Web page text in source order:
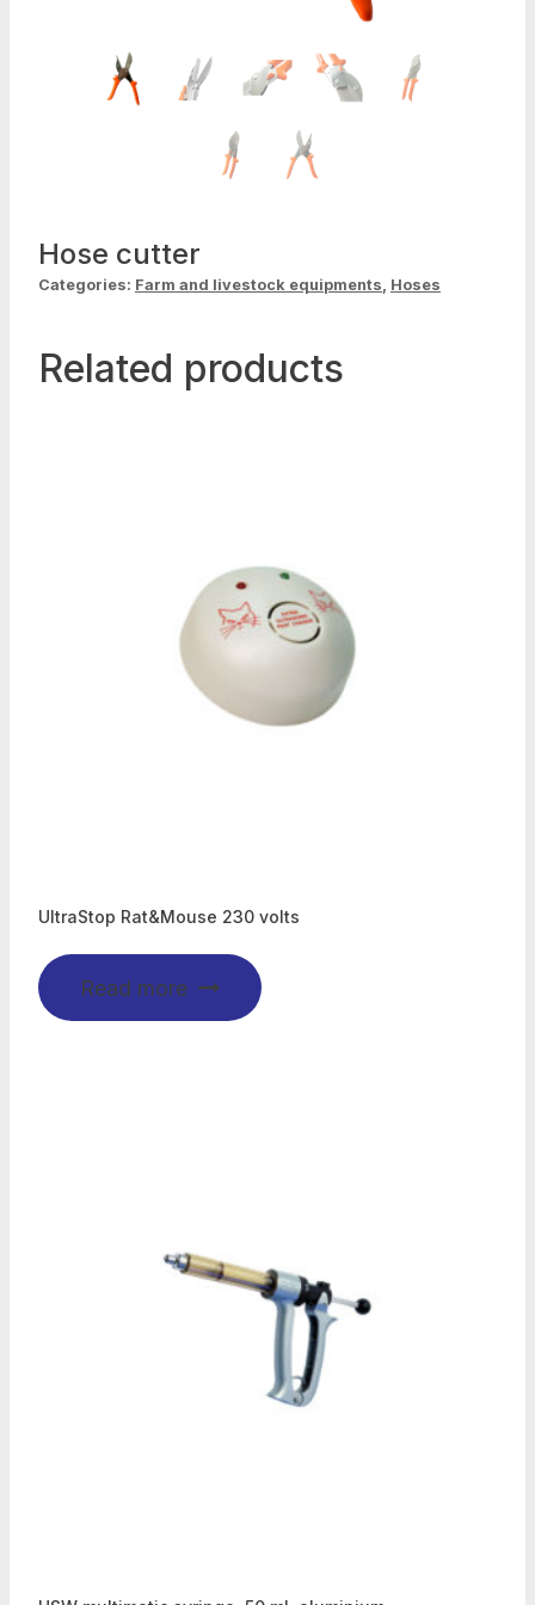
Hose cutter
Categories: Farm and livestock equipments, Hoses
Related products
UltraStop Rat&Mouse 230 volts
Read more